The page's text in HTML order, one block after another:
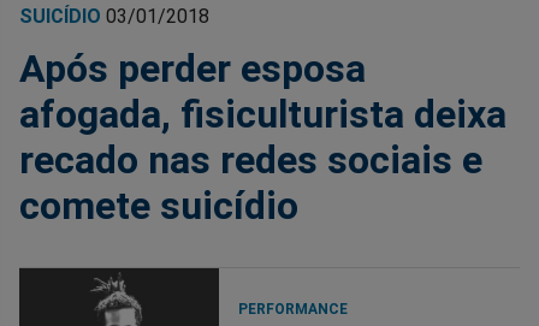
SUICÍDIO 03/01/2018
Após perder esposa
afogada, fisiculturista deixa
recado nas redes sociais e
comete suicídio
PERFORMANCE